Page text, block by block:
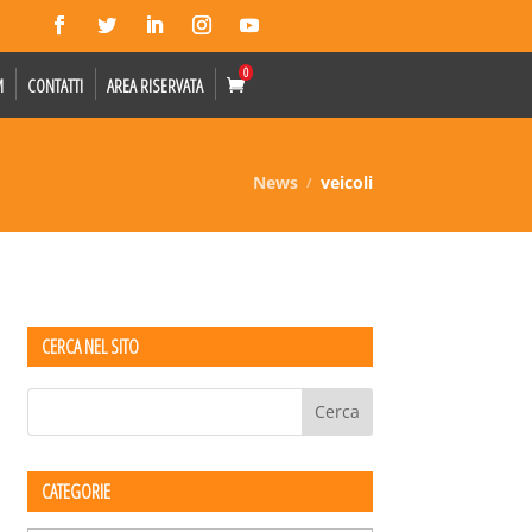
CONTATTI AREA RISERVATA
0
News veicoli
CERCA NEL SITO
CATEGORIE